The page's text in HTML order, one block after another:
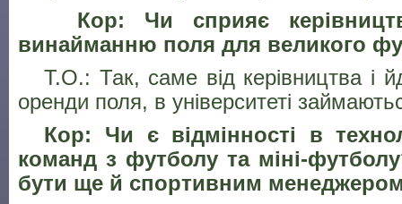
Кор: Чи сприяє
винайманню поля для великого
Т.О.: Так, саме від керівництва і
оренди поля, в університеті
Кор: Чи є відмінності в
команд з футболу та міні-
бути ще й спортивним